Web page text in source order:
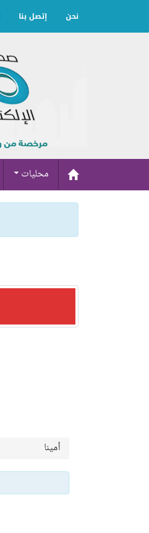
نحن إتصل بنا
محليات
أمينا